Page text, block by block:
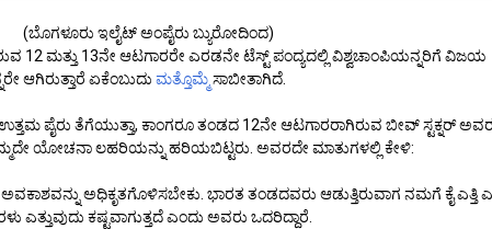
(ಬೊಗಳೂರು ಇಲೈಟ್ ಅಂಪೈರು ಬ್ಯುರೋದಿಂದ)
12 ಮತ್ತು 13ನೇ ಆಟಗಾರರೇ ಎರಡನೇ ಟೆಸ್ಟ್ ಪಂದ್ಯದಲ್ಲಿ ವಿಶ್ವಚಾಂಪಿಯನ್ನರಿಗೆ ವಿಜಯ
ಆಗಿರುತ್ತಾರೆ ಏಕೆಂಬುದು ಮತ್ತೊಮ್ಮೆ ಸಾಬೀತಾಗಿದೆ.
ಪೈರು ತೆಗೆಯುತ್ತಾ, ಕಾಂಗರೂ ತಂಡದ 12ನೇ ಆಟಗಾರರಾಗಿರುವ ಬೀವ್ ಸ್ಟಕ್ನರ್
ಯೋಚನಾ ಲಹರಿಯನ್ನು ಹರಿಯಬಿಟ್ಟರು. ಅವರದೇ ಮಾತುಗಳಲ್ಲಿ ಕೇಳಿ:
ಅಧಿಕೃತಗೊಳಿಸಬೇಕು. ಭಾರತ ತಂಡದವರು ಆಡುತ್ತಿರುವಾಗ ನಮಗೆ ಕೈ ಎತ್ತಿ
ಎತ್ತುವುದು ಕಷ್ಟವಾಗುತ್ತದೆ ಎಂದು ಅವರು ಒದರಿದ್ದಾರೆ.